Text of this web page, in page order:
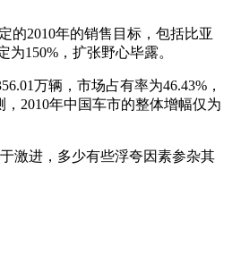
的2010年的销售目标，包括比亚
150%，扩张野心毕露。
万辆，市场占有率为46.43%，
2010年中国车市的整体增幅仅为
激进，多少有些浮夸因素参杂其